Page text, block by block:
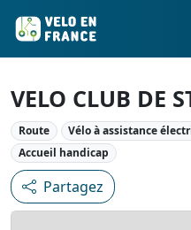
VELO CLUB DE
Route Vélo à assistance
Accueil handicap
Partagez